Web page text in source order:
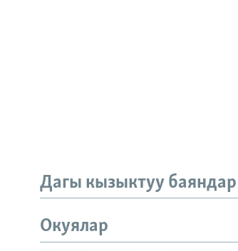
Дагы кызыктуу баяндар
Окуялар